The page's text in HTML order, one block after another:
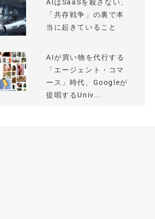
AIはSaaSを殺さない、
「共存戦争」の裏で本
当に起きていること
AIが買い物を代行する
「エージェント・コマ
ース」時代、Googleが
提唱するUniv...